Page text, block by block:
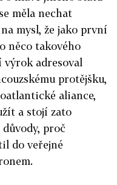
měla nechat
mysl, že jako první
něco takového
adresoval
protějšku,
aliance,
a stojí zato
proč
do veřejné